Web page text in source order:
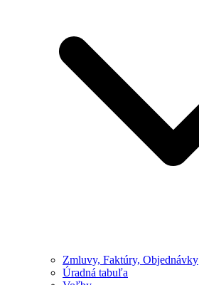
Zmluvy, Faktúry, Objednávky
Úradná tabuľa